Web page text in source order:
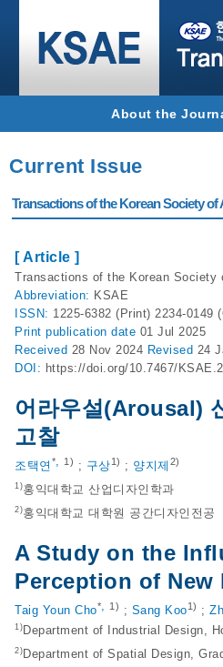
About the
Current Issue
Transactions of the Korean Society of
[ Article ]
Transactions of the Korean Society
Abbreviation: KSAE
ISSN: 1225-6382 (Print) 2234-0149
Print publication date 01 Jul 2025
Received 28 Nov 2024 Revised 24
DOI: https://doi.org/10.7467/
어라우설(Arousal)
고찰
조택연 *, 1) ; 구상1) ; 양지제 2)
1)홍익대학교 산업디자인학과
2)홍익대학교 대학원 공간디자인전공
A Study on the
Perception of New
Taig Youn Cho*, 1) ; Sang Koo1) ;
1) Department of Industrial Design,
2) Department of Spatial Design,